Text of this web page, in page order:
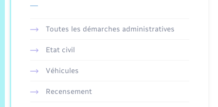
Toutes les démarches administratives
Etat civil
Véhicules
Recensement